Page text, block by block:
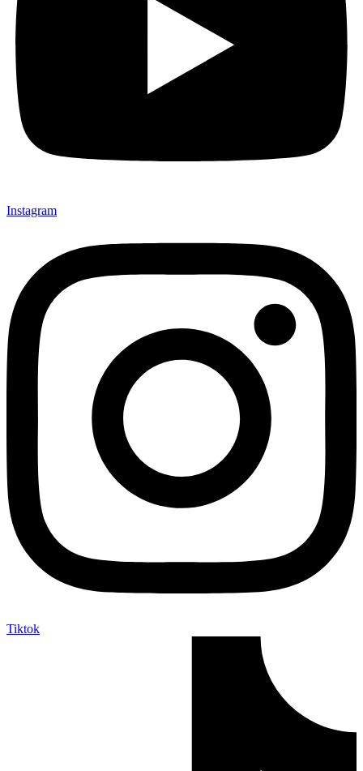
Instagram
Tiktok